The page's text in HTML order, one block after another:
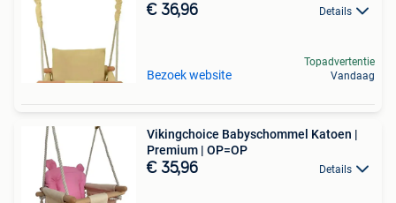
€ 36,96 Details
Bezoek website
Topadvertentie
Vandaag
Vikingchoice Babyschommel Katoen |
Premium | OP=OP
€ 35,96 Details